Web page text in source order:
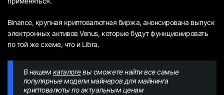
Binance, крупная криптовалютная биржа, анонсирована выпуск
электронных активов Venus, которые будут функционировать
по той же схеме, что и Libra.
В нашем каталогевы сможете найти все самые
популярные модели майнеров для майнинга
криптовалюты по актуальным ценам